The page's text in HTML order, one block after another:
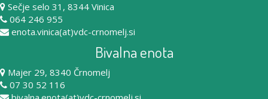
Sečje selo 31, 8344 Vinica
064 246 955
enota.vinica(at)vdc-crnomelj.si
Bivalna enota
Majer 29, 8340 Črnomelj
07 30 52 116